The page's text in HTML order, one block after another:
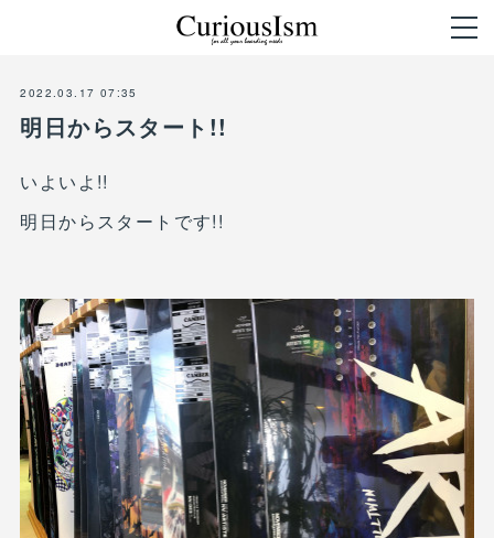
2022.03.17 07:35
明日からスタート!!
いよいよ!!
明日からスタートです!!